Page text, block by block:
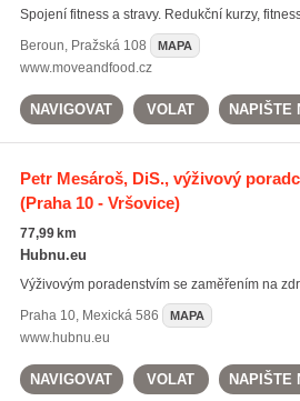
Spojení fitness a stravy. Redukční kurzy,
Beroun, Pražská 108 MAPA
www.moveandfood.cz
NAVIGOVAT VOLAT NAPIŠTE
Petr Mesároš, DiS., výživový
(Praha 10 - Vršovice)
77,99 km
Hubnu.eu
Výživovým poradenstvím se zaměřením na
Praha 10, Mexická 586 MAPA
www.hubnu.eu
NAVIGOVAT VOLAT NAPIŠTE